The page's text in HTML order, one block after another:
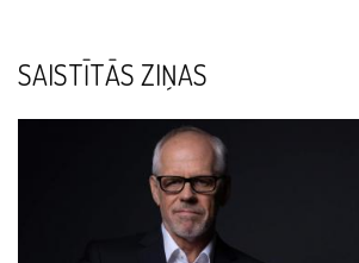
SAISTĪTĀS ZIŅAS